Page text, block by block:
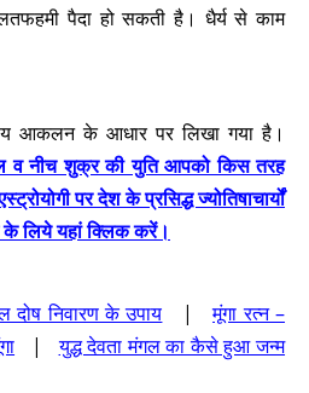
पैदा हो सकती है। धैर्य से काम
आकलन के आधार पर लिखा गया है।
व नीच शुक्र की युति आपको किस तरह
पर देश के प्रसिद्ध ज्योतिषाचार्यों
के लिये यहां क्लिक करें।
निवारण के उपाय |मूंगा रत्न –
|युद्ध देवता मंगल का कैसे हुआ जन्म